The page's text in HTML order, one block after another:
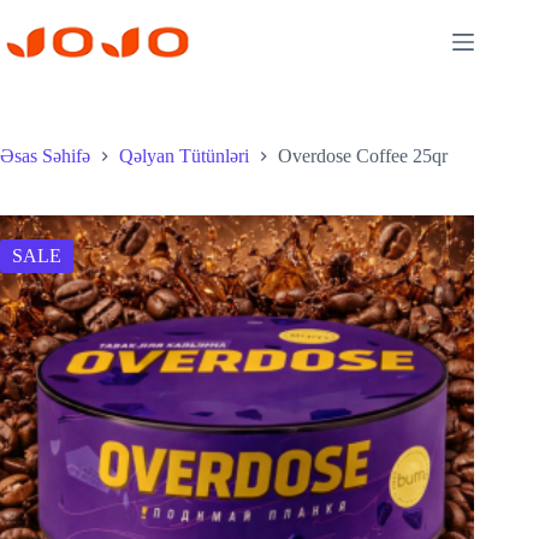
content
Əsas Səhifə Qəlyan Tütünləri Overdose Coffee 25qr
SALE